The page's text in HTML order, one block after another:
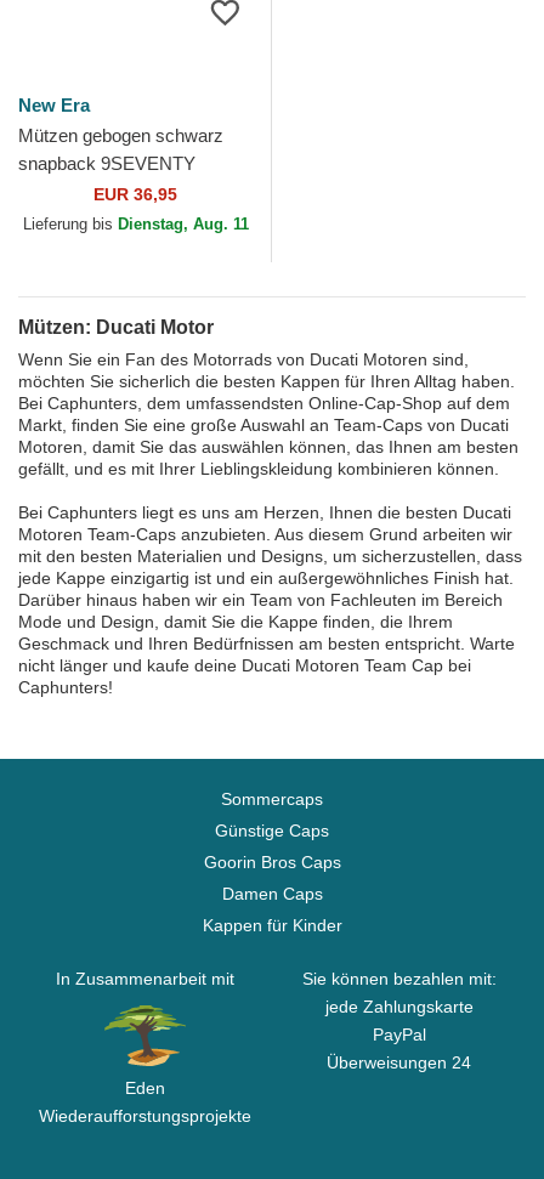
New Era
Mützen gebogen schwarz
snapback 9SEVENTY
Stretch Snap Contrast Visor
der Ducati Motor MotoGP
EUR 36,95
Lieferung bis Dienstag, Aug. 11
Mützen: Ducati Motor
Wenn Sie ein Fan des Motorrads von Ducati Motoren sind,
möchten Sie sicherlich die besten Kappen für Ihren Alltag haben.
Bei Caphunters, dem umfassendsten Online-Cap-Shop auf dem
Markt, finden Sie eine große Auswahl an Team-Caps von Ducati
Motoren, damit Sie das auswählen können, das Ihnen am besten
gefällt, und es mit Ihrer Lieblingskleidung kombinieren können.
Bei Caphunters liegt es uns am Herzen, Ihnen die besten Ducati
Motoren Team-Caps anzubieten. Aus diesem Grund arbeiten wir
mit den besten Materialien und Designs, um sicherzustellen, dass
jede Kappe einzigartig ist und ein außergewöhnliches Finish hat.
Darüber hinaus haben wir ein Team von Fachleuten im Bereich
Mode und Design, damit Sie die Kappe finden, die Ihrem
Geschmack und Ihren Bedürfnissen am besten entspricht. Warte
nicht länger und kaufe deine Ducati Motoren Team Cap bei
Caphunters!
Sommercaps
Günstige Caps
Goorin Bros Caps
Damen Caps
Kappen für Kinder
In Zusammenarbeit mit
Eden
Wiederaufforstungsprojekte
Sie können bezahlen mit:
jede Zahlungskarte
PayPal
Überweisungen 24